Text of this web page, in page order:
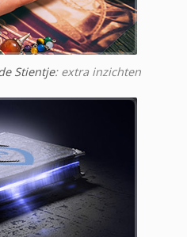
Stientje: extra inzichten